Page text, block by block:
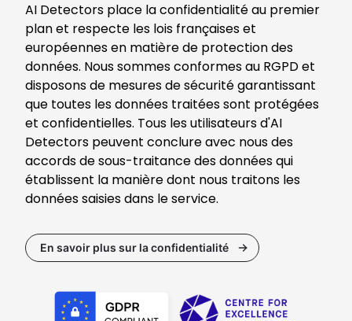
AI Detectors place la confidentialité au premier
plan et respecte les lois françaises et
européennes en matière de protection des
données. Nous sommes conformes au RGPD et
disposons de mesures de sécurité garantissant
que toutes les données traitées sont protégées
et confidentielles. Tous les utilisateurs d'AI
Detectors peuvent conclure avec nous des
accords de sous-traitance des données qui
établissent la manière dont nous traitons les
données saisies dans le service.
En savoir plus sur la confidentialité